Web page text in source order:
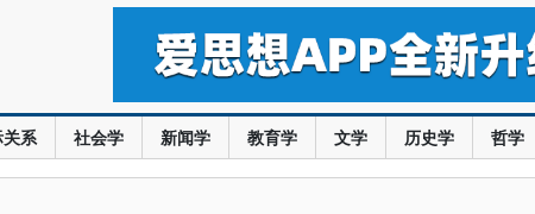
关系 社会学 新闻学 教育学 文学 历史学 哲学